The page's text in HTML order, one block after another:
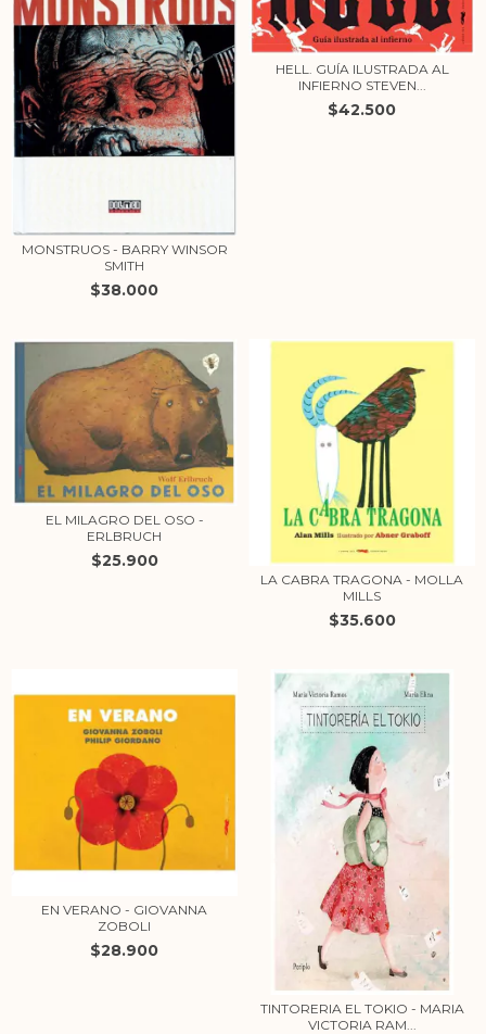
MONSTRUOS - BARRY WINSOR
SMITH
$38.000
HELL. GUÍA ILUSTRADA AL
INFIERNO STEVEN...
$42.500
EL MILAGRO DEL OSO -
ERLBRUCH
$25.900
LA CABRA TRAGONA - MOLLA
MILLS
$35.600
EN VERANO - GIOVANNA
ZOBOLI
$28.900
TINTORERIA EL TOKIO - MARIA
VICTORIA RAM...